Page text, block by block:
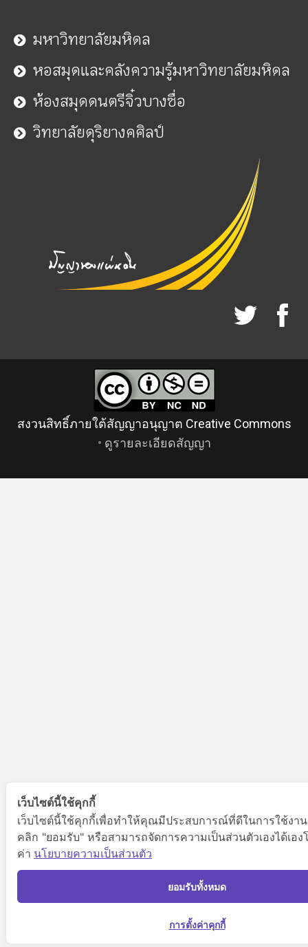
มหาวิทยาลัยมหิดล
หอสมุดและคลังความรู้มหาวิทยาลัยมหิดล
ห้องสมุดดนตรีจิ๋วบางซื่อ
วิทยาลัยดุริยางคศิลป์
สงวนสิทธิ์ภายใต้สัญญาอนุญาต Creative Commons
• ดูรายละเอียดสัญญา
เว็บไซต์นี้ใช้คุกกี้
เว็บไซต์นี้ใช้คุกกี้เพื่อทำให้คุณมีประสบการณ์ที่ดีในการใช้งาน
คลิก "ยอมรับ" หรือสามารถจัดการความเป็นส่วนตัวเองได้เอ
ค่า นโยบายความเป็นส่วนตัว
ยอมรับทั้งหมด
การตั้งค่าคุกกี้